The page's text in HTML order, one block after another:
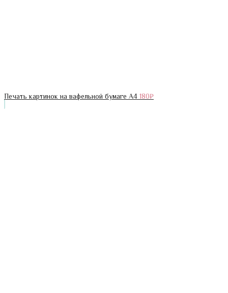
Печать картинок на вафельной бумаге А4 180₽